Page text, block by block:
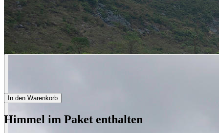
In den Warenkorb
Himmel im Paket enthalten